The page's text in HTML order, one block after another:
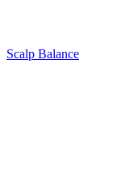
Scalp Balance